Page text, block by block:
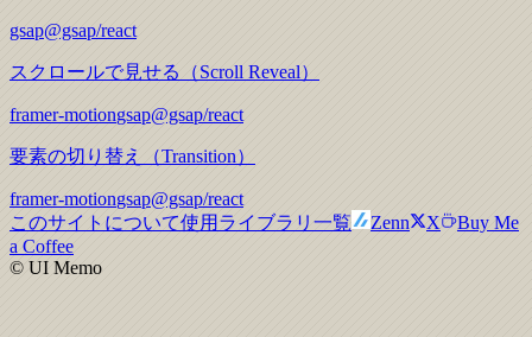
gsap@gsap/react
スクロールで見せる（Scroll Reveal）
framer-motiongsap@gsap/react
要素の切り替え（Transition）
framer-motiongsap@gsap/react
このサイトについて使用ライブラリ一覧 Zenn X
Buy Me
a Coffee
© UI Memo